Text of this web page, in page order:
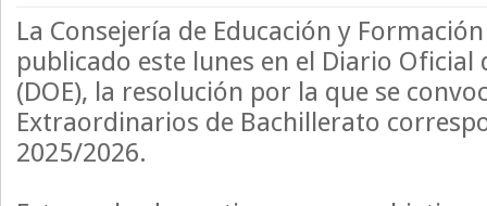
La Consejería de Educación y
publicado este lunes en el Diario Oficial
(DOE), la resolución por la que se
Extraordinarios de Bachillerato
2025/2026.